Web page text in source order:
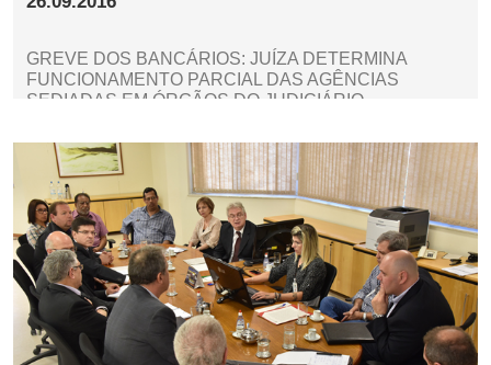
GREVE DOS BANCÁRIOS: JUÍZA DETERMINA
FUNCIONAMENTO PARCIAL DAS AGÊNCIAS
SEDIADAS EM ÓRGÃOS DO JUDICIÁRIO